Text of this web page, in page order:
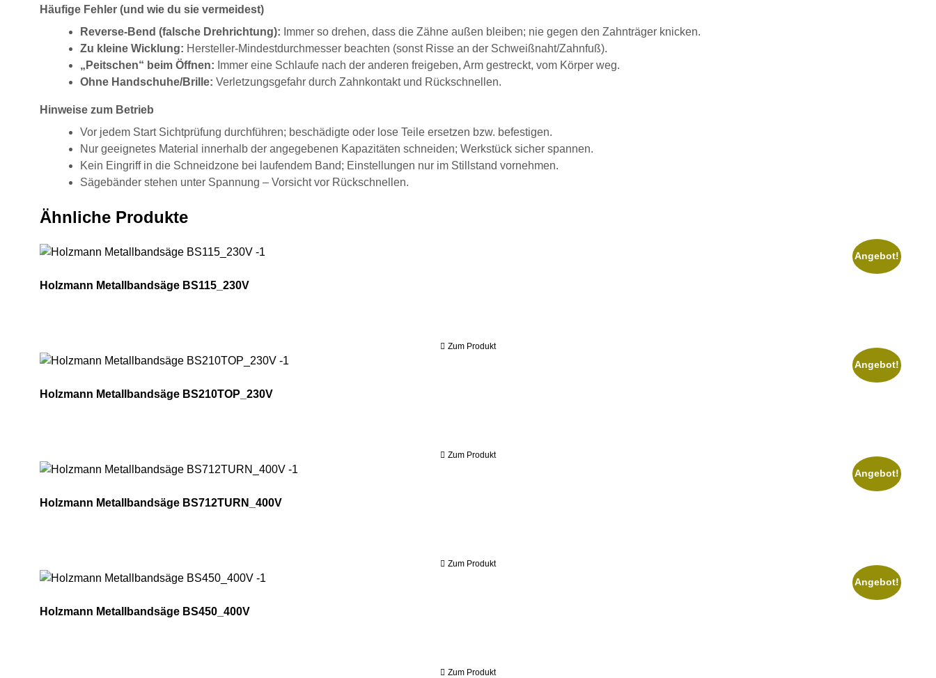
Häufige Fehler (und wie du sie vermeidest)
Reverse-Bend (falsche Drehrichtung): Immer so drehen, dass die Zähne außen bleiben; nie gegen den Zahnträger knicken.
Zu kleine Wicklung: Hersteller-Mindestdurchmesser beachten (sonst Risse an der Schweißnaht/Zahnfuß).
„Peitschen“ beim Öffnen: Immer eine Schlaufe nach der anderen freigeben, Arm gestreckt, vom Körper weg.
Ohne Handschuhe/Brille: Verletzungsgefahr durch Zahnkontakt und Rückschnellen.
Hinweise zum Betrieb
Vor jedem Start Sichtprüfung durchführen; beschädigte oder lose Teile ersetzen bzw. befestigen.
Nur geeignetes Material innerhalb der angegebenen Kapazitäten schneiden; Werkstück sicher spannen.
Kein Eingriff in die Schneidzone bei laufendem Band; Einstellungen nur im Stillstand vornehmen.
Sägebänder stehen unter Spannung – Vorsicht vor Rückschnellen.
Ähnliche Produkte
Angebot!
Holzmann Metallbandsäge BS115_230V
Holzmann Metallbandsäge BS115_230V
Zum Produkt
Angebot!
Holzmann Metallbandsäge BS210TOP_230V
Holzmann Metallbandsäge BS210TOP_230V
Zum Produkt
Angebot!
Holzmann Metallbandsäge BS712TURN_400V
Holzmann Metallbandsäge BS712TURN_400V
Zum Produkt
Angebot!
Holzmann Metallbandsäge BS450_400V
Holzmann Metallbandsäge BS450_400V
Zum Produkt